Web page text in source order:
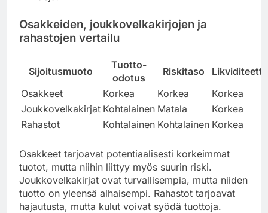
Osakkeiden, joukkovelkakirjojen ja
rahastojen vertailu
Sijoitusmuoto
Tuotto-
odotus
Riskitaso
Likviditeetti
Osakkeet
Korkea Korkea
Korkea
Joukkovelkakirjat Kohtalainen Matala
Korkea
Rahastot
Kohtalainen Kohtalainen Korkea
Osakkeet tarjoavat potentiaalisesti korkeimmat
tuotot, mutta niihin liittyy myös suurin riski.
Joukkovelkakirjat ovat turvallisempia, mutta niiden
tuotto on yleensä alhaisempi. Rahastot tarjoavat
hajautusta, mutta kulut voivat syödä tuottoja.